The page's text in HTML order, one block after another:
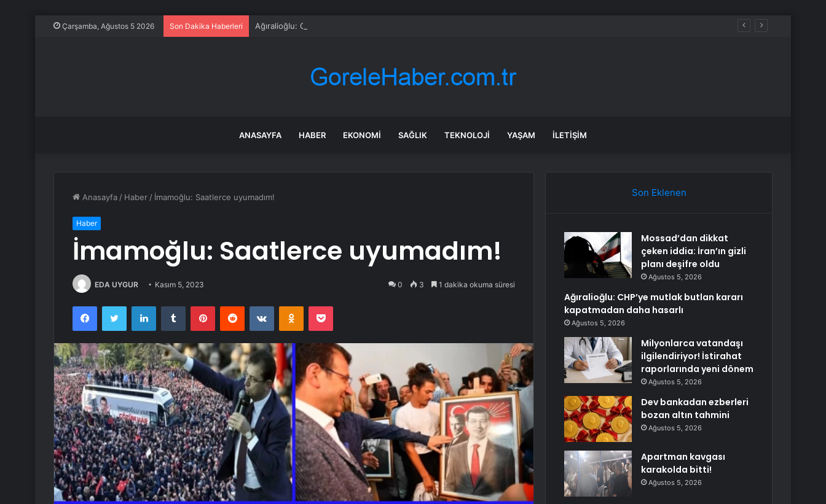
Çarşamba, Ağustos 5 2026 Son Dakika Haberleri Ağıralioğlu: CHP’ye mutlak butlan kararı kapatmadan daha hasarlı
ANASAYFA HABER EKONOMI SAĞLIK TEKNOLOJI YAŞAM İLETIŞIM
Anasayfa / Haber / İmamoğlu: Saatlerce uyumadım!
Haber
İmamoğlu: Saatlerce uyumadım!
EDA UYGUR Kasım 5, 2023 0 3 1 dakika okuma süresi
FacebookTwitter LinkedInTumblr PinterestReddit VKontakteOdnoklassniki
Pocket
Son Eklenen
Mossad’dan dikkat
çeken iddia: İran’ın gizli
planı deşifre oldu
Ağustos 5, 2026
Ağıralioğlu: CHP’ye mutlak butlan kararı
kapatmadan daha hasarlı
Ağustos 5, 2026
Milyonlarca vatandaşı
ilgilendiriyor! İstirahat
raporlarında yeni dönem
Ağustos 5, 2026
Dev bankadan ezberleri
bozan altın tahmini
Ağustos 5, 2026
Apartman kavgası
karakolda bitti!
Ağustos 5, 2026